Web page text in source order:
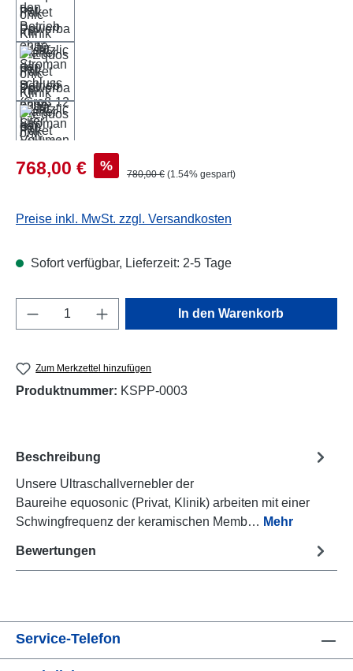
Verkaufspreis:
768,00 € % Regulärer Preis:
780,00 € (1.54% gespart)
Preise inkl. MwSt. zzgl. Versandkosten
Sofort verfügbar, Lieferzeit: 2-5 Tage
Produkt Anzahl: Gib den gewünschten
In den Warenkorb
Zum Merkzettel hinzufügen
Produktnummer: KSPP-0003
Beschreibung
Unsere Ultraschallvernebler der
Baureihe equosonic (Privat, Klinik) arbeiten mit einer
Schwingfrequenz der keramischen Memb… Mehr
Bewertungen
Service-Telefon